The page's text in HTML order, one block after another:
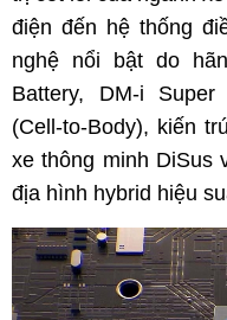
điện đến hệ thống
nghệ nổi bật do
Battery, DM-i
(Cell-to-Body), kiến
xe thông minh DiSus
địa hình hybrid hiệu